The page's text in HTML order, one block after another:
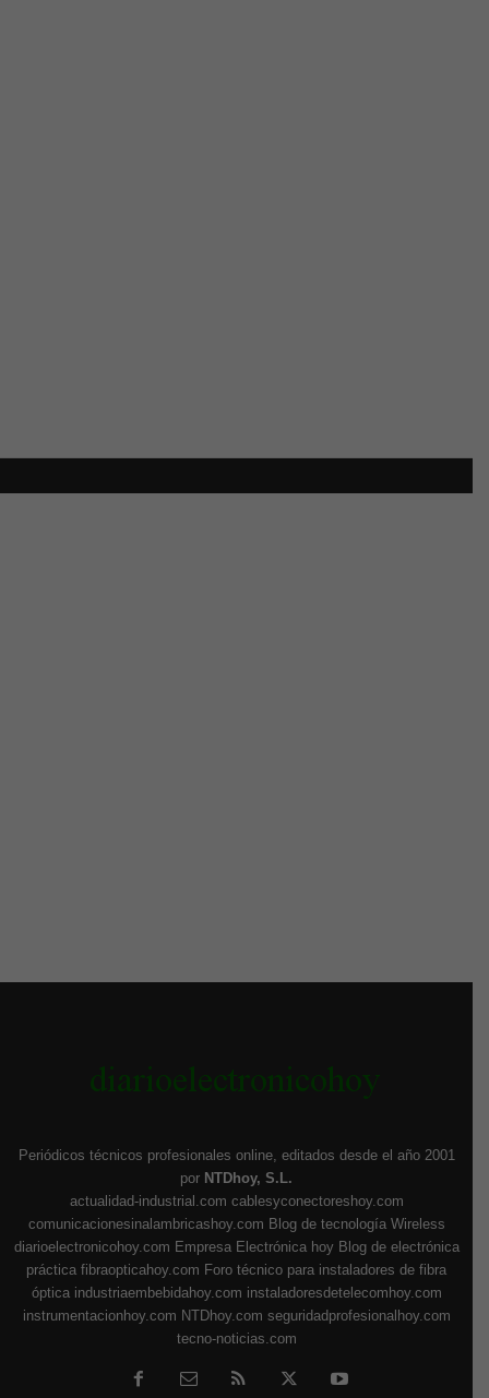
Periódicos técnicos profesionales online, editados desde el año 2001
por NTDhoy, S.L.
actualidad-industrial.com cablesyconectoreshoy.com
comunicacionesinalambricashoy.com Blog de tecnología Wireless
diarioelectronicohoy.com Empresa Electrónica hoy Blog de electrónica
práctica fibraopticahoy.com Foro técnico para instaladores de fibra
óptica industriaembebidahoy.com instaladoresdetelecomhoy.com
instrumentacionhoy.com NTDhoy.com seguridadprofesionalhoy.com
tecno-noticias.com